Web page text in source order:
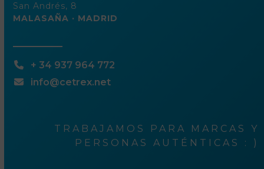
San Andrés, 8
MALASAÑA · MADRID
+ 34 937 964 772
info@cetrex.net
TRABAJAMOS PARA MARCAS Y
PERSONAS AUTÉNTICAS : )